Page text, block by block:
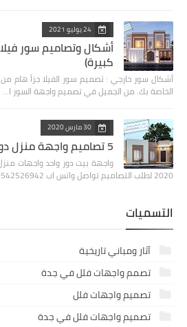
24 يوليو 2021
أشكال وتصاميم سور
كبيرة)
أشكال سور خارجي : تصميم سور الفيلا جزأ هام من
الخاصة بك. من الجميل في تصميم واجهة السور ا…
30 مارس 2020
5 تصاميم واجهة منزل دور واحد في السعودية
واجهة بيت دور واحد واجهات
2020 لطلب التصاميم تواصل واتس اب 0542526942 أعرض لكم اليوم …
التسميات
آثار ومباني تاريخية
تصمم واجهات فلل في جدة
تصميم واجهات فلل
تصميم واجهات فلل في جدة